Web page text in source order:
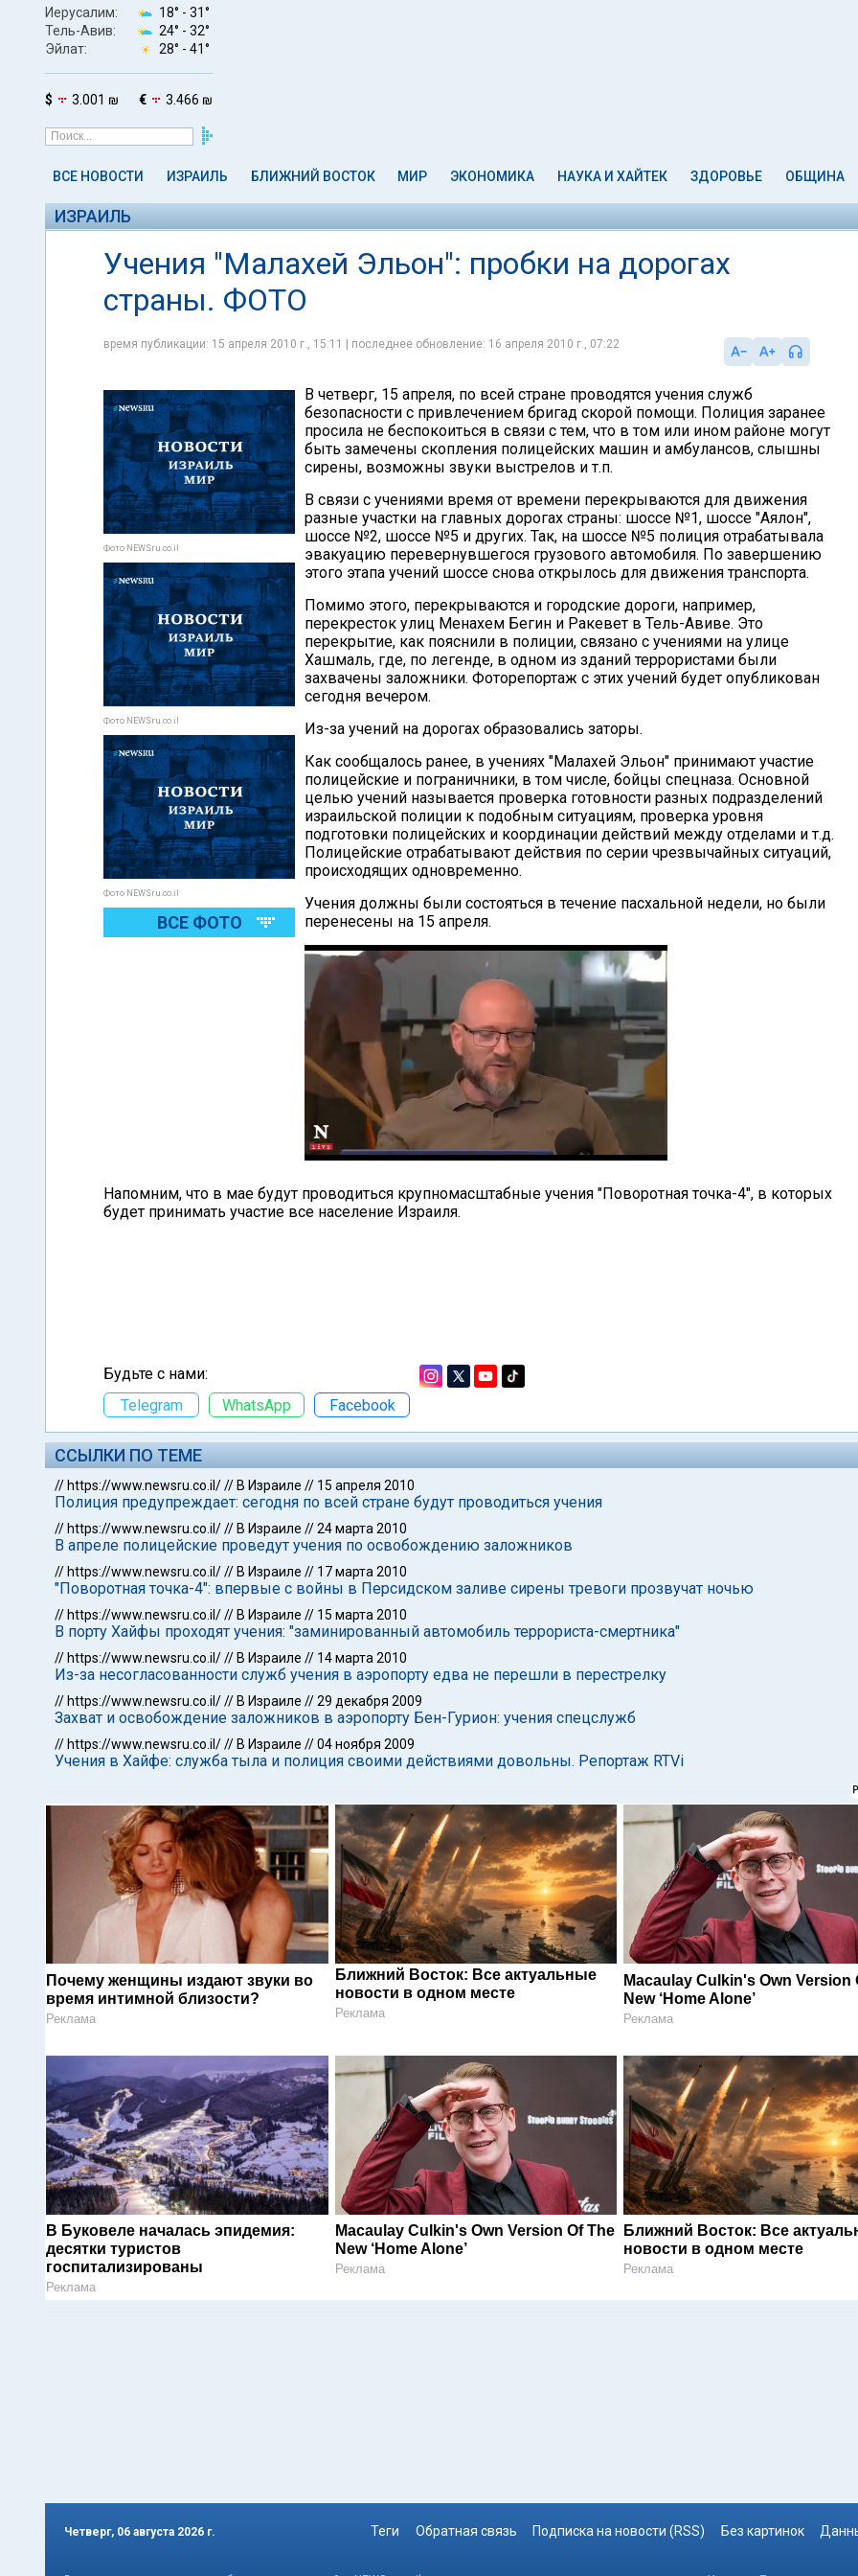
Иерусалим: 18° - 31°
Тель-Авив:
24° - 32°
Эйлат:
28° - 41°
$ 3.001 ₪ € 3.466 ₪
ВСЕ НОВОСТИ ИЗРАИЛЬ БЛИЖНИЙ ВОСТОК МИР ЭКОНОМИКА НАУКА И ХАЙТЕК ЗДОРОВЬЕ ОБЩИНА
ИЗРАИЛЬ
Учения "Малахей Эльон": пробки на дорогах
страны. ФОТО
время публикации: 15 апреля 2010 г., 15:11 | последнее обновление: 16 апреля 2010 г., 07:22
Фото NEWSru.co.il
Фото NEWSru.co.il
Фото NEWSru.co.il
ВСЕ ФОТО
В четверг, 15 апреля, по всей стране проводятся учения служб
безопасности с привлечением бригад скорой помощи. Полиция заранее
просила не беспокоиться в связи с тем, что в том или ином районе могут
быть замечены скопления полицейских машин и амбулансов, слышны
сирены, возможны звуки выстрелов и т.п.
В связи с учениями время от времени перекрываются для движения
разные участки на главных дорогах страны: шоссе №1, шоссе "Аялон",
шоссе №2, шоссе №5 и других. Так, на шоссе №5 полиция отрабатывала
эвакуацию перевернувшегося грузового автомобиля. По завершению
этого этапа учений шоссе снова открылось для движения транспорта.
Помимо этого, перекрываются и городские дороги, например,
перекресток улиц Менахем Бегин и Ракевет в Тель-Авиве. Это
перекрытие, как пояснили в полиции, связано с учениями на улице
Хашмаль, где, по легенде, в одном из зданий террористами были
захвачены заложники. Фоторепортаж с этих учений будет опубликован
сегодня вечером.
Из-за учений на дорогах образовались заторы.
Как сообщалось ранее, в учениях "Малахей Эльон" принимают участие
полицейские и пограничники, в том числе, бойцы спецназа. Основной
целью учений называется проверка готовности разных подразделений
израильской полиции к подобным ситуациям, проверка уровня
подготовки полицейских и координации действий между отделами и т.д.
Полицейские отрабатывают действия по серии чрезвычайных ситуаций,
происходящих одновременно.
Учения должны были состояться в течение пасхальной недели, но были
перенесены на 15 апреля.
Напомним, что в мае будут проводиться крупномасштабные учения "Поворотная точка-4", в которых
будет принимать участие все население Израиля.
Будьте с нами:
Telegram
WhatsApp Facebook
ССЫЛКИ ПО ТЕМЕ
// https://www.newsru.co.il/// В Израиле // 15 апреля 2010
Полиция предупреждает: сегодня по всей стране будут проводиться учения
// https://www.newsru.co.il/// В Израиле //24 марта 2010
В апреле полицейские проведут учения по освобождению заложников
// https://www.newsru.co.il/// В Израиле // 17 марта 2010
"Поворотная точка-4": впервые с войны в Персидском заливе сирены тревоги прозвучат ночью
// https://www.newsru.co.il/// В Израиле // 15 марта 2010
В порту Хайфы проходят учения: "заминированный автомобиль террориста-смертника"
// https://www.newsru.co.il/// В Израиле // 14 марта 2010
Из-за несогласованности служб учения в аэропорту едва не перешли в перестрелку
// https://www.newsru.co.il/// В Израиле //29 декабря 2009
Захват и освобождение заложников в аэропорту Бен-Гурион: учения спецслужб
// https://www.newsru.co.il/// В Израиле //04 ноября 2009
Учения в Хайфе: служба тыла и полиция своими действиями довольны. Репортаж RTVi
Почему женщины издают звуки во
время интимной близости?
Реклама
Ближний Восток: Все актуальные
новости в одном месте
Реклама
Macaulay Culkin's Own Version
New ‘Home Alone’
Реклама
В Буковеле началась эпидемия:
десятки туристов
госпитализированы
Реклама
Macaulay Culkin's Own Version Of The
New ‘Home Alone’
Реклама
Ближний Восток: Все
новости в одном месте
Реклама
Четверг, 06 августа 2026 г. Теги Обратная связь Подписка на новости (RSS) Без картинок